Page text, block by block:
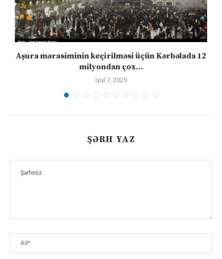
Aşura mərasiminin keçirilməsi üçün Kərbəlada 12
milyondan çox...
İyul 7, 2025
ŞƏRH YAZ